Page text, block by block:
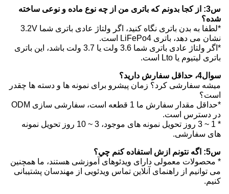
س3: از کجا بدونم که باتری من از چه نوع ماده و نوعی ساخته
شده؟
*لطفا به بدن باتری نگاه کنید، اگر ولتاژ عادی باتری شما 3.2V
نشان می دهد، باتری LiFePo4 است.
*اگر ولتاژ عادی باتری شما 3.6 ولت یا 3.7 ولت باشد، این باتری
باتری لیتیوم یا Lto است.
سوال4، حداقل سفارش دارید؟
میشه سفارشی کرد؟ زمان پیشرو برای نمونه ها و دسته ها چقدر
است؟
*حداقل مقدار سفارش ما 1 قطعه است، سفارشی سازی ODM
در دسترس است.
* 1 ~ 3 روز تحویل نمونه های موجود، 3 ~ 10 روز تحویل نمونه
های سفارشی.
س5: اگه نتونم ازش استفاده کنم چي؟
* محصولات معمولی دارای ویدئوهای آموزشی هستند، ما همچنین
می توانیم از راهنمای آنلاین تماس ویدئویی از مهندسان پشتیبانی
کنیم.